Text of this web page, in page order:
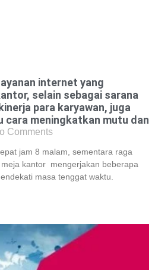
internet yang
selain sebagai sarana
para karyawan, juga
cara meningkatkan mutu dan
Comments
jam 8 malam, sementara raga
kantor mengerjakan beberapa
masa tenggat waktu.